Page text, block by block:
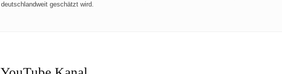
deutschlandweit geschätzt wird.